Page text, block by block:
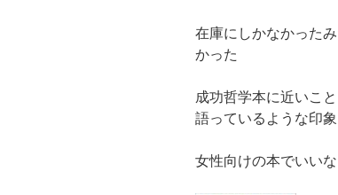
在庫にしかなかった
かった
成功哲学本に近いこ
語っているような印
女性向けの本でいい